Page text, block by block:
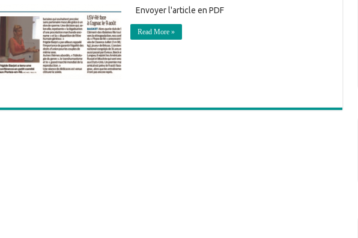
Envoyer l'article en PDF
Read More »